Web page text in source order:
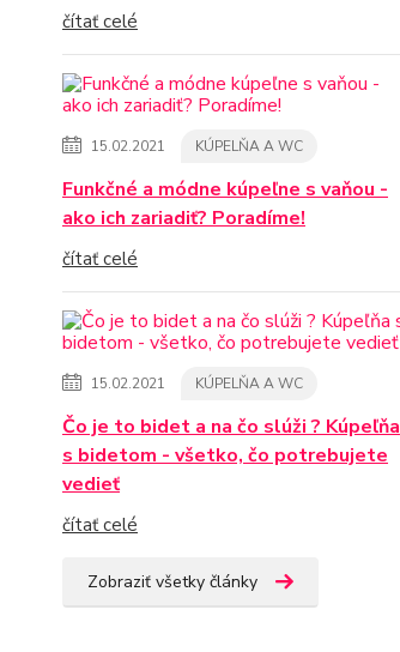
čítať celé
15.02.2021 KÚPELŇA A WC
Funkčné a módne kúpeľne s vaňou -
ako ich zariadiť? Poradíme!
čítať celé
15.02.2021 KÚPELŇA A WC
Čo je to bidet a na čo slúži ? Kúpeľňa
s bidetom - všetko, čo potrebujete
vedieť
čítať celé
Zobraziť všetky články